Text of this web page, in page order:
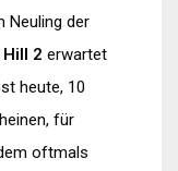
Neuling der
2 erwartet
heute, 10
für
oftmals